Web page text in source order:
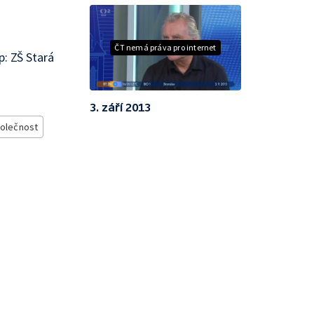
ZŠ Stará
ČT nemá práva pro internet
3. září 2013